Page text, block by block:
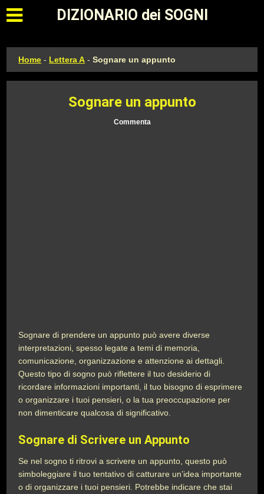
Apri il menu principale
DIZIONARIO dei SOGNI
Home - Lettera A -Sognare un appunto
Sognare un appunto
Commenta
Sognare di prendere un appunto può avere diverse
interpretazioni, spesso legate a temi di memoria,
comunicazione, organizzazione e attenzione ai dettagli.
Questo tipo di sogno può riflettere il tuo desiderio di
ricordare informazioni importanti, il tuo bisogno di esprimere
o organizzare i tuoi pensieri, o la tua preoccupazione per
non dimenticare qualcosa di significativo.
Sognare di Scrivere un Appunto
Se nel sogno ti ritrovi a scrivere un appunto, questo può
simboleggiare il tuo tentativo di catturare un’idea importante
o di organizzare i tuoi pensieri. Potrebbe indicare che stai